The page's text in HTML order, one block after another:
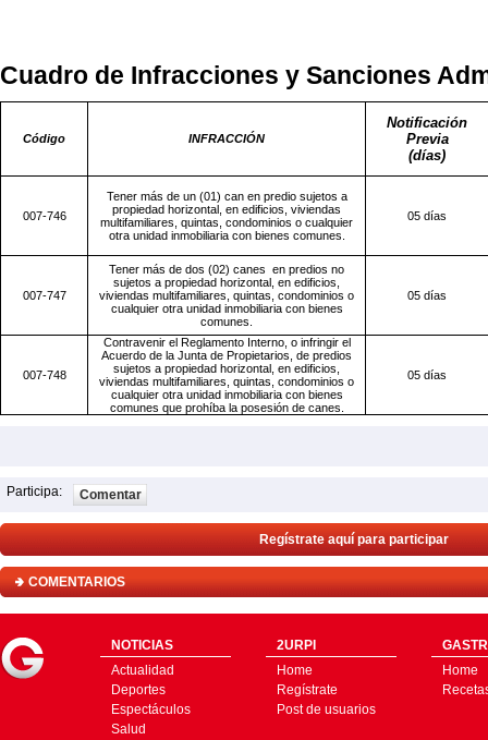
Cuadro de Infracciones y Sanciones
Código INFRACCIÓN
Notificación
Previa
(días)
007-746
Tener más de un (01) can en predio sujetos a
propiedad horizontal, en edificios, viviendas
multifamiliares, quintas, condominios o cualquier
otra unidad inmobiliaria con bienes comunes.
05 días
007-747
Tener más de dos (02) canes en predios no
sujetos a propiedad horizontal, en edificios,
viviendas multifamiliares, quintas, condominios o
cualquier otra unidad inmobiliaria con bienes
comunes.
05 días
007-748
Contravenir el Reglamento Interno, o infringir el
Acuerdo de la Junta de Propietarios, de predios
sujetos a propiedad horizontal, en edificios,
viviendas multifamiliares, quintas, condominios o
cualquier otra unidad inmobiliaria con bienes
comunes que prohíba la posesión de canes.
05 días
Participa: Comentar
Regístrate aquí para participar
COMENTARIOS
NOTICIAS
Actualidad
Deportes
Espectáculos
Salud
2URPI
Home
Regístrate
Post de usuarios
Home